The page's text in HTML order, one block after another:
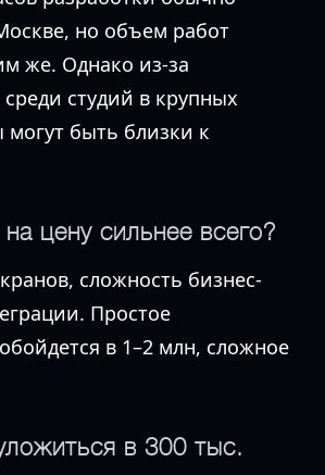
но объем работ
же. Однако из-за
студий в крупных
могут быть близки к
цену сильнее всего?
сложность бизнес-
Простое
в 1–2 млн, сложное
в 300 тыс.